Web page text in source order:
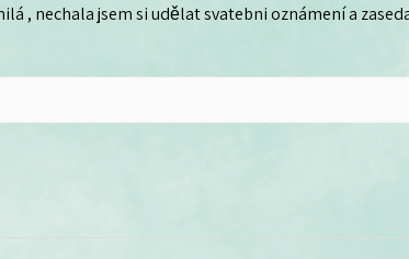
, nechala jsem si udělat svatebni oznámení a